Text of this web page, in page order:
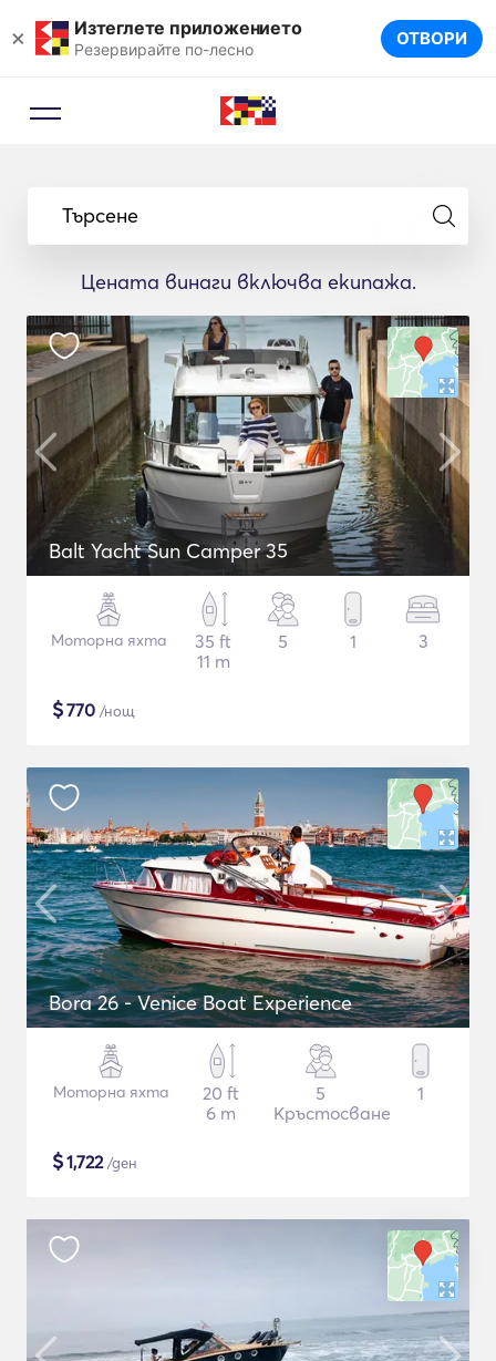
× Изтеглете приложението
Резервирайте по-лесно ОТВОРИ
Търсене
Цената винаги включва екипажа.
Balt Yacht Sun Camper 35
Моторна яхта
35 ft
11 m
5 1 3
$770 /нощ
Bora 26 - Venice Boat Experience
Моторна яхта
20 ft
6 m
5
Кръстосване
1
$1,722/ден